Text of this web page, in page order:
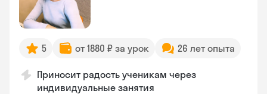
5 от 1880 ₽ за урок 26 лет опыта
Приносит радость ученикам через
индивидуальные занятия